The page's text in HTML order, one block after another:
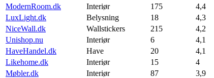
ModernRoom.dk
Interiør 175 4,4
LuxLight.dk
Belysning 18 4,3
NiceWall.dk
Wallstickers 215 4,2
Unishop.nu
Interiør 6 4,1
HaveHandel.dk
Have 20 4,1
Likehome.dk
Interiør 15 4
Møbler.dk
Interiør 87 3,9